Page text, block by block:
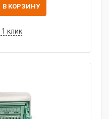
В КОРЗИНУ
клик